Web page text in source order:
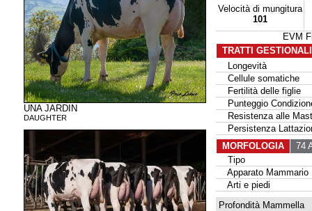
UNA JARDIN
DAUGHTER
Velocità di mungitura
101
EVM
TRATTI
Longevità
Cellule somatiche
Fertilità delle figlie
Punteggio
Resistenza alle
Persistenza
MORFOLOGIA
74
Tipo
Apparato Mammario
Arti e piedi
Profondità Mammella